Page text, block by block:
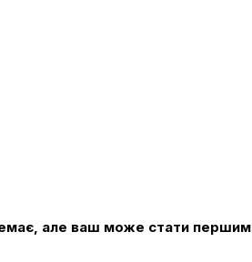
але ваш може стати першим